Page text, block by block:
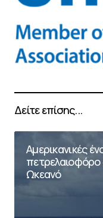
Δείτε επίσης...
Αμερικανικές
πετρελαιοφόρο
Ωκεανό